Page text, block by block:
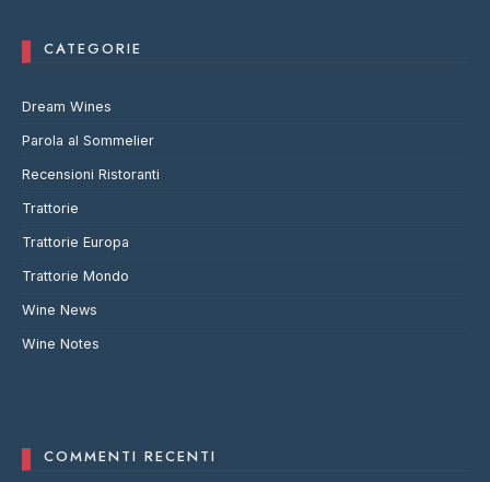
CATEGORIE
Dream Wines
Parola al Sommelier
Recensioni Ristoranti
Trattorie
Trattorie Europa
Trattorie Mondo
Wine News
Wine Notes
COMMENTI RECENTI